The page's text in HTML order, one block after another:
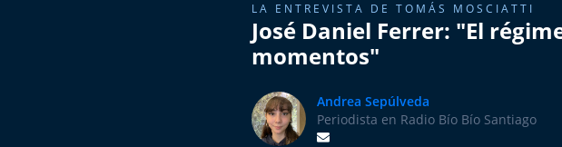
LA ENTREVISTA DE TOMÁS MOSCIATTI
José Daniel Ferrer: "El
momentos"
Andrea Sepúlveda
Periodista en Radio Bío Bío Santiago